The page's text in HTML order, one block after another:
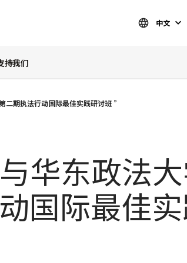
中文
持我们
期执法行动国际最佳实践研讨班 ”
华东政法
国际最佳